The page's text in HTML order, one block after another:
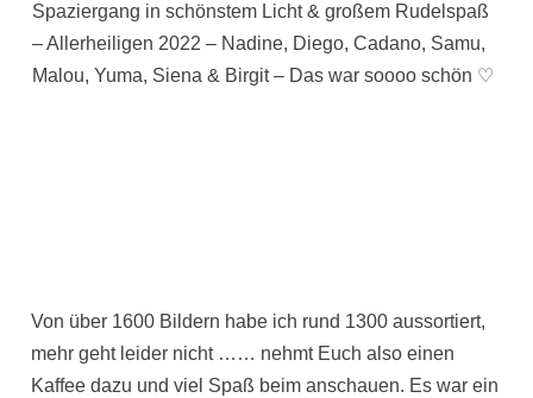
Spaziergang in schönstem Licht & großem Rudelspaß
– Allerheiligen 2022 – Nadine, Diego, Cadano, Samu,
Malou, Yuma, Siena & Birgit – Das war soooo schön ♡
Von über 1600 Bildern habe ich rund 1300 aussortiert,
mehr geht leider nicht …… nehmt Euch also einen
Kaffee dazu und viel Spaß beim anschauen. Es war ein